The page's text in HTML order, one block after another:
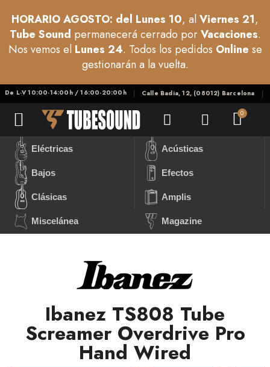
HORARIO AGOSTO: del Lunes 10, alViernes 21,
Tube Sound permanecerá cerrado porVacaciones.
Nos vemos el Lunes 24. Todos los pedidos Online se
gestionarán a la vuelta.
De L-V 10:00-14:00h / 16:00-20:00h Calle Badia, 12, (08012) Barcelona
Eléctricas Acústicas
Bajos Efectos
Clásicas Amplis
Miscelánea Magazine
Ibanez TS808 Tube
Screamer Overdrive Pro
Hand Wired